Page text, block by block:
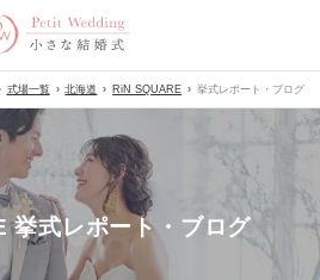
式場一覧 北海道 RiN SQUARE 挙式レポート・ブログ
挙式レポート・ブログ